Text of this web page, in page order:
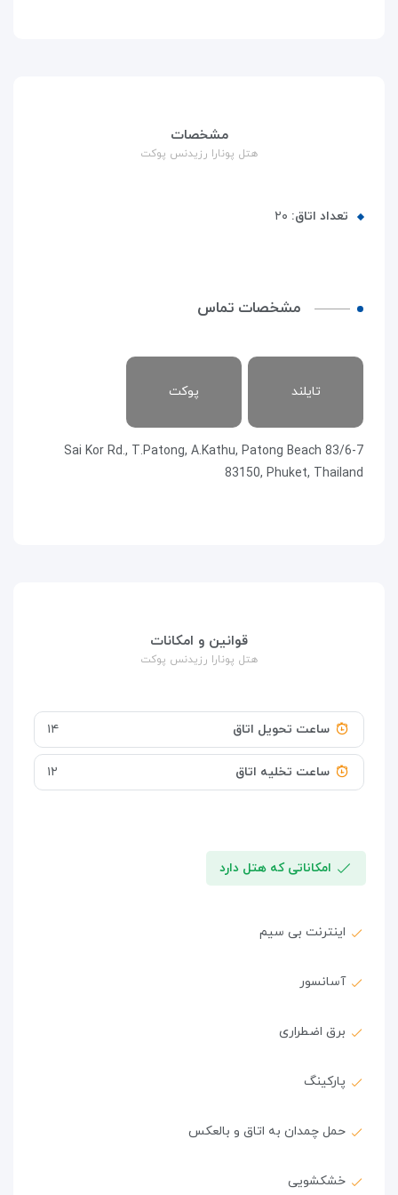
مشخصات
هتل پونارا رزیدنس پوکت
تعداد اتاق: ۲۰
مشخصات تماس
تایلند پوکت
83/6-7 Sai Kor Rd., T.Patong, A.Kathu, Patong Beach
83150, Phuket, Thailand
قوانین و امکانات
هتل پونارا رزیدنس پوکت
ساعت تحویل اتاق ۱۴
ساعت تخلیه اتاق ۱۲
امکاناتی که هتل دارد
اینترنت بی سیم
آسانسور
برق اضطراری
پارکینگ
حمل چمدان به اتاق و بالعکس
خشکشویی